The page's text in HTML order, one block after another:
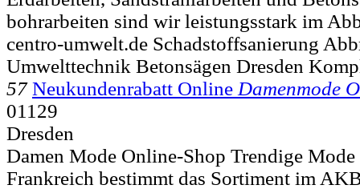
bohrarbeiten sind wir leistungsstark im
centro-umwelt.de Schadstoffsanierung
Umwelttechnik Betonsägen Dresden
57 Neukundenrabatt Online Damenmode
01129
Dresden
Damen Mode Online-Shop Trendige
Frankreich bestimmt das Sortiment im